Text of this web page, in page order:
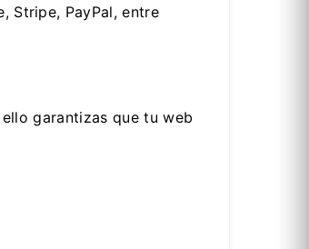
Stripe, PayPal, entre
garantizas que tu web